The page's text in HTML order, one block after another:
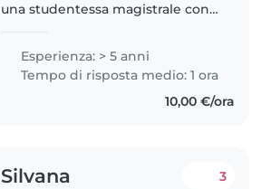
una studentessa magistrale con
da babysitter. Sono disponibile a
chiamata perché ancora sto
studiando! Ho vissuto un anno..
Esperienza: > 5 anni
Tempo di risposta medio: 1 ora
10,00 €/ora
Silvana 3